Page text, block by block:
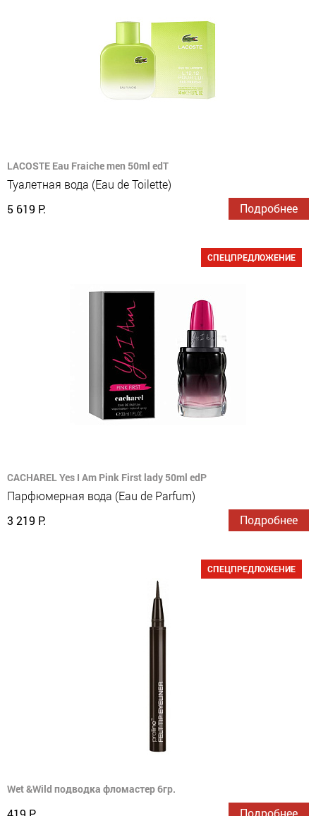
LACOSTE Eau Fraiche men 50ml edT
Туалетная вода (Eau de Toilette)
5 619 Р.
Подробнее
СПЕЦПРЕДЛОЖЕНИЕ
CACHAREL Yes I Am Pink First lady 50ml edP
Парфюмерная вода (Eau de Parfum)
3 219 Р.
Подробнее
СПЕЦПРЕДЛОЖЕНИЕ
Wet &Wild подводка фломастер 6гр.